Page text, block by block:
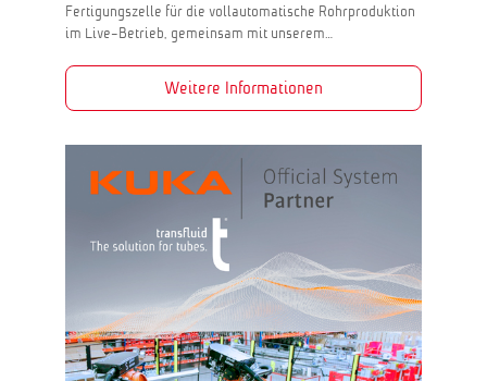
Fertigungszelle für die vollautomatische Rohrproduktion
im Live-Betrieb, gemeinsam mit unserem…
Weitere Informationen